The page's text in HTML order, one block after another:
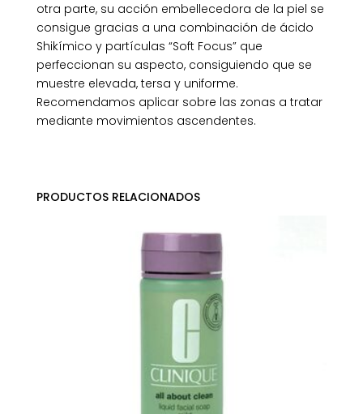
otra parte, su acción embellecedora de la piel se
consigue gracias a una combinación de ácido
Shikímico y partículas “Soft Focus” que
perfeccionan su aspecto, consiguiendo que se
muestre elevada, tersa y uniforme.
Recomendamos aplicar sobre las zonas a tratar
mediante movimientos ascendentes.
PRODUCTOS RELACIONADOS